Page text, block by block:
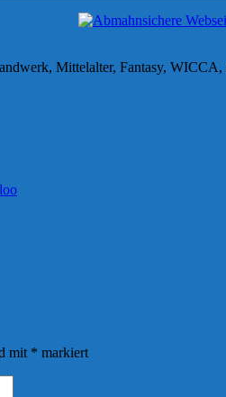
Mittelalter, Fantasy,
mit * markiert